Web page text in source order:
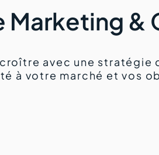
Marketing &
avec une stratégie
à votre marché et vos